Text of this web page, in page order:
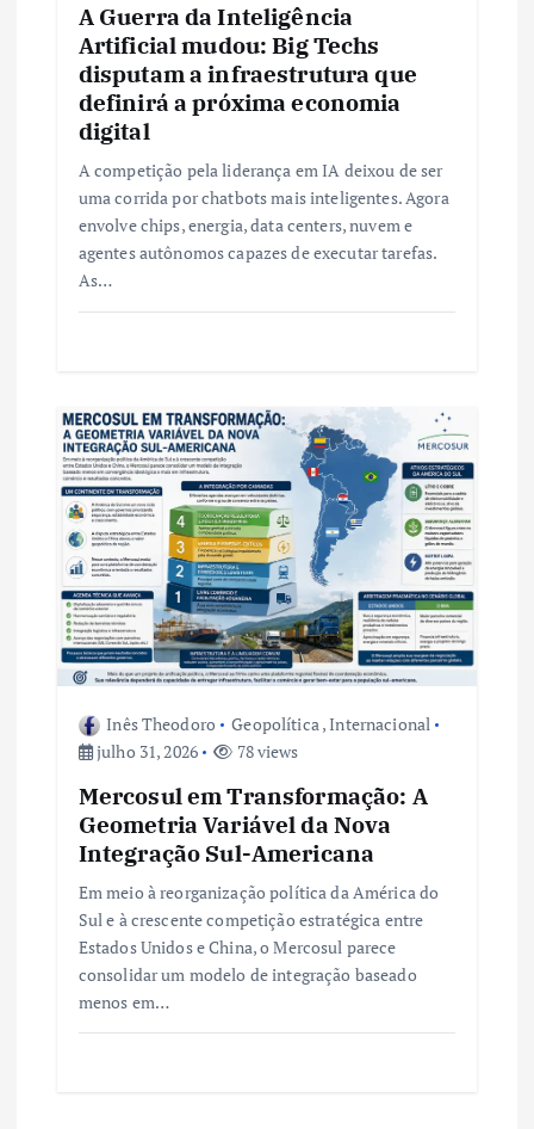
A Guerra da Inteligência
Artificial mudou: Big Techs
disputam a infraestrutura que
definirá a próxima economia
digital
A competição pela liderança em IA deixou de ser
uma corrida por chatbots mais inteligentes. Agora
envolve chips, energia, data centers, nuvem e
agentes autônomos capazes de executar tarefas.
As…
Inês Theodoro Geopolítica ,Internacional
julho 31, 2026
78 views
Mercosul em Transformação: A
Geometria Variável da Nova
Integração Sul-Americana
Em meio à reorganização política da América do
Sul e à crescente competição estratégica entre
Estados Unidos e China, o Mercosul parece
consolidar um modelo de integração baseado
menos em…